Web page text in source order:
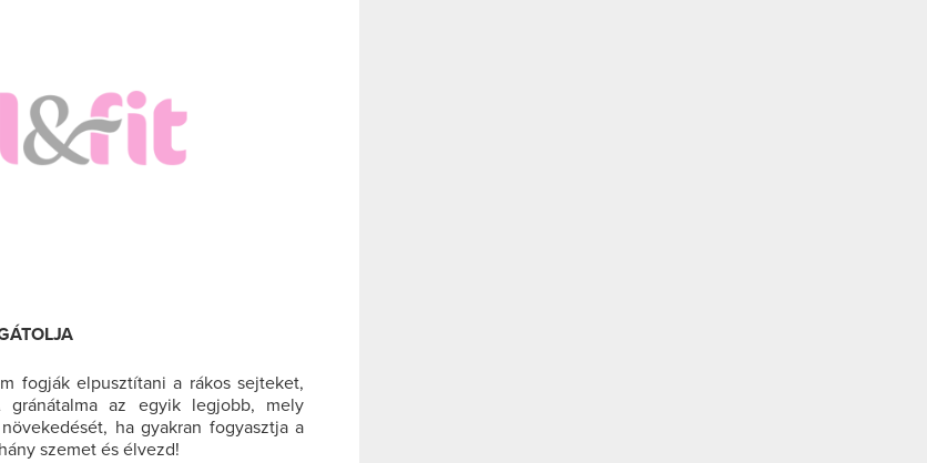
fogják elpusztítani a rákos sejteket,
az egyik legjobb, mely
ha gyakran fogyasztja a
szemet és élvezd!